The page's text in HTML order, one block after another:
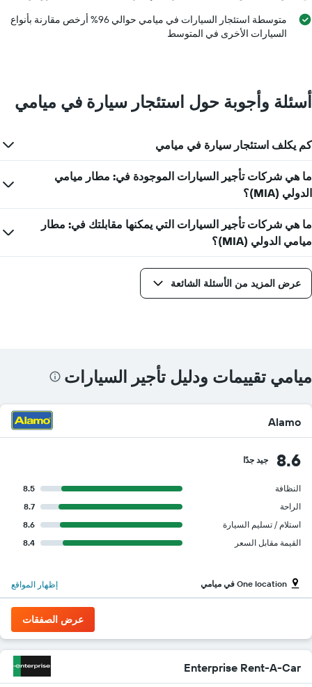
متوسطة استئجار السيارات في ميامي حوالي 96% أرخص مقارنة بأنواع
السيارات الأخرى في المتوسط
أسئلة وأجوبة حول استئجار سيارة في ميامي
كم يكلف استئجار سيارة في ميامي
ما هي شركات تأجير السيارات الموجودة في: مطار ميامي
الدولي (MIA)؟
ما هي شركات تأجير السيارات التي يمكنها مقابلتك في: مطار
ميامي الدولي (MIA)؟
عرض المزيد من الأسئلة الشائعة
ميامي تقييمات ودليل تأجير السيارات
Alamo
8.6 جيد جدًا
النظافة
8.5
الراحة
8.7
استلام / تسليم السيارة
8.6
القيمة مقابل السعر
8.4
One location في ميامي إظهار المواقع
عرض الصفقات
Enterprise Rent-A-Car